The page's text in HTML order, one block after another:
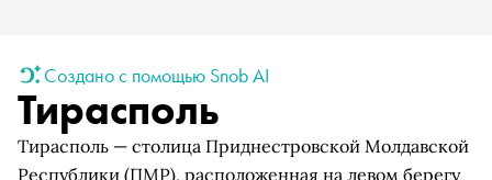
Создано с помощью Snob AI
Тирасполь
Тирасполь — столица Приднестровской Молдавской
Республики (ПМР), расположенная на левом берегу